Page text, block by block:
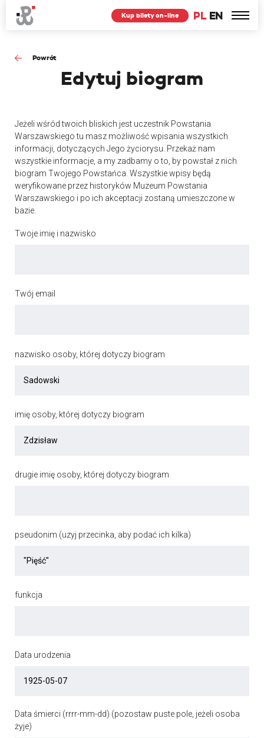
PL EN
Kup bilety on-line
Powrót
Edytuj biogram
Jeżeli wśród twoich bliskich jest uczestnik Powstania
Warszawskiego tu masz możliwość wpisania wszystkich
informacji, dotyczących Jego życiorysu. Przekaż nam
wszystkie informacje, a my zadbamy o to, by powstał z nich
biogram Twojego Powstańca. Wszystkie wpisy będą
weryfikowane przez historyków Muzeum Powstania
Warszawskiego i po ich akceptacji zostaną umieszczone w
bazie.
Twoje imię i nazwisko
Twój email
nazwisko osoby, której dotyczy biogram
imię osoby, której dotyczy biogram
drugie imię osoby, której dotyczy biogram
pseudonim (uzyj przecinka, aby podać ich kilka)
funkcja
Data urodzenia
Data śmierci (rrrr-mm-dd) (pozostaw puste pole, jeżeli osoba
żyje)